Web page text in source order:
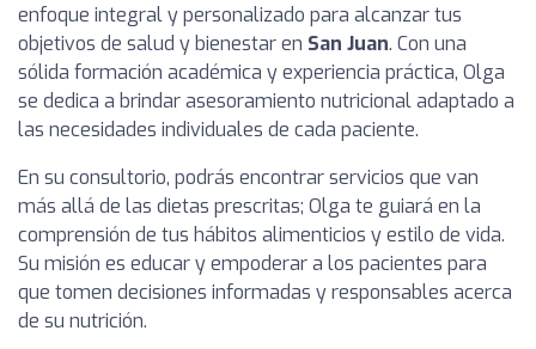
enfoque integral y personalizado para alcanzar tus
objetivos de salud y bienestar en San Juan. Con una
sólida formación académica y experiencia práctica, Olga
se dedica a brindar asesoramiento nutricional adaptado a
las necesidades individuales de cada paciente.
En su consultorio, podrás encontrar servicios que van
más allá de las dietas prescritas; Olga te guiará en la
comprensión de tus hábitos alimenticios y estilo de vida.
Su misión es educar y empoderar a los pacientes para
que tomen decisiones informadas y responsables acerca
de su nutrición.